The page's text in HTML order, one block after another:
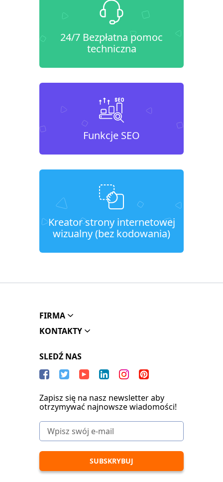
24/7 Bezpłatna pomoc
techniczna
Funkcje SEO
Kreator strony internetowej
wizualny (bez kodowania)
FIRMA
KONTAKTY
SLEDŹ NAS
Zapisz się na nasz newsletter aby
otrzymywać najnowsze wiadomości!